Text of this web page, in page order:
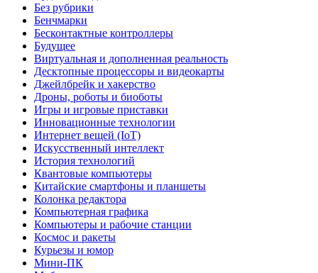
Без рубрики
Бенчмарки
Бесконтактные контроллеры
Будущее
Виртуальная и дополненная реальность
Десктопные процессоры и видеокарты
Джейлбрейк и хакерство
Дроны, роботы и биоботы
Игры и игровые приставки
Инновационные технологии
Интернет вещей (IoT)
Искусственный интеллект
История технологий
Квантовые компьютеры
Китайские смартфоны и планшеты
Колонка редактора
Компьютерная графика
Компьютеры и рабочие станции
Космос и ракеты
Курьезы и юмор
Мини-ПК